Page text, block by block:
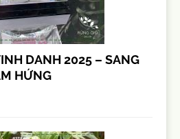
DANH 2025 – SANG
HỨNG